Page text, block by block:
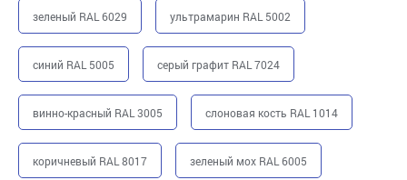
зеленый RAL 6029 ультрамарин RAL 5002
синий RAL 5005 серый графит RAL 7024
винно-красный RAL 3005 слоновая кость RAL 1014
коричневый RAL 8017 зеленый мох RAL 6005